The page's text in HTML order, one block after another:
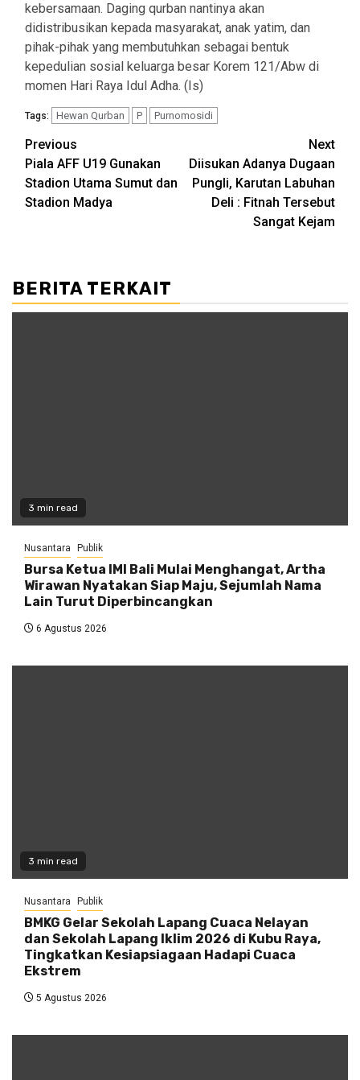
kebersamaan. Daging qurban nantinya akan
didistribusikan kepada masyarakat, anak yatim, dan
pihak-pihak yang membutuhkan sebagai bentuk
kepedulian sosial keluarga besar Korem 121/Abw di
momen Hari Raya Idul Adha. (Is)
Tags: Hewan Qurban P Purnomosidi
Post
navigation
Previous
Piala AFF U19 Gunakan
Stadion Utama Sumut dan
Stadion Madya
Next
Diisukan Adanya Dugaan
Pungli, Karutan Labuhan
Deli : Fitnah Tersebut
Sangat Kejam
BERITA TERKAIT
3 min read
Nusantara Publik
Bursa Ketua IMI Bali Mulai Menghangat, Artha
Wirawan Nyatakan Siap Maju, Sejumlah Nama
Lain Turut Diperbincangkan
6 Agustus 2026
3 min read
Nusantara Publik
BMKG Gelar Sekolah Lapang Cuaca Nelayan
dan Sekolah Lapang Iklim 2026 di Kubu Raya,
Tingkatkan Kesiapsiagaan Hadapi Cuaca
Ekstrem
5 Agustus 2026